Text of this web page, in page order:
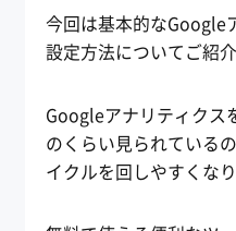
今回は基本的なGoogle
設定方法についてご紹
Googleアナリティクス
のくらい見られている
イクルを回しやすくなり